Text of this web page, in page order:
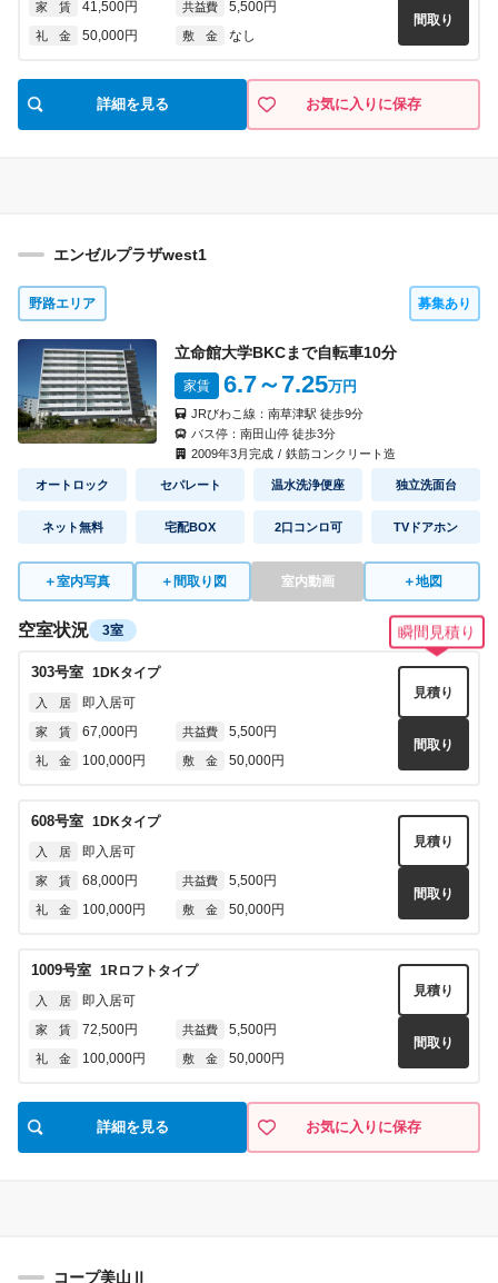
家 賃 41,500円 共益費 5,500円
礼 金 50,000円 敷 金 なし
間取り
詳細を見る お気に入りに保存
エンゼルプラザwest1
野路エリア 募集あり
立命館大学BKCまで自転車10分
家賃 6.7～7.25万円
JRびわこ線： 南草津駅 徒歩9分
バス停： 南田山停徒歩3分
2009年3月完成 / 鉄筋コンクリート造
オートロック セパレート 温水洗浄便座 独立洗面台
ネット無料 宅配BOX 2口コンロ可 TVドアホン
＋室内写真 ＋ 間取り図 室内動画 ＋地図
空室状況 3室 瞬間見積り
303号室 1DKタイプ
入 居 即入居可
家 賃 67,000円 共益費 5,500円
礼 金 100,000円 敷 金 50,000円
見積り
間取り
608号室 1DKタイプ
入 居 即入居可
家 賃 68,000円 共益費 5,500円
礼 金 100,000円 敷 金 50,000円
見積り
間取り
1009号室 1Rロフト タイプ
入 居 即入居可
家 賃 72,500円 共益費 5,500円
礼 金 100,000円 敷 金 50,000円
見積り
間取り
詳細を見る お気に入りに保存
コープ美山Ⅱ